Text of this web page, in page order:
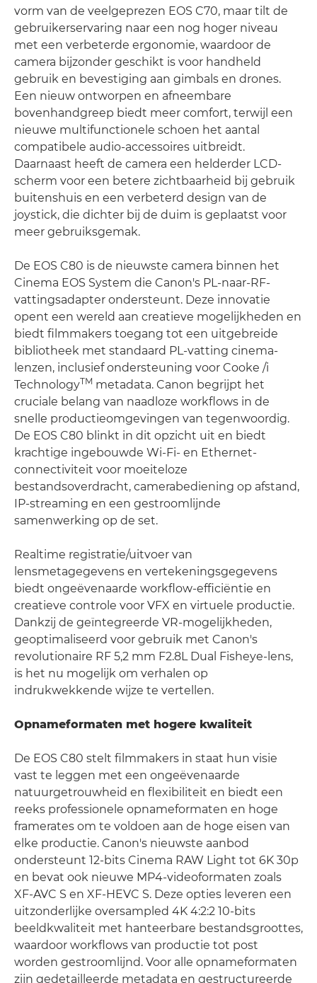
vorm van de veelgeprezen EOS C70, maar tilt de
gebruikerservaring naar een nog hoger niveau
met een verbeterde ergonomie, waardoor de
camera bijzonder geschikt is voor handheld
gebruik en bevestiging aan gimbals en drones.
Een nieuw ontworpen en afneembare
bovenhandgreep biedt meer comfort, terwijl een
nieuwe multifunctionele schoen het aantal
compatibele audio-accessoires uitbreidt.
Daarnaast heeft de camera een helderder LCD-
scherm voor een betere zichtbaarheid bij gebruik
buitenshuis en een verbeterd design van de
joystick, die dichter bij de duim is geplaatst voor
meer gebruiksgemak.
De EOS C80 is de nieuwste camera binnen het
Cinema EOS System die Canon's PL-naar-RF-
vattingsadapter ondersteunt. Deze innovatie
opent een wereld aan creatieve mogelijkheden en
biedt filmmakers toegang tot een uitgebreide
bibliotheek met standaard PL-vatting cinema-
lenzen, inclusief ondersteuning voor Cooke /i
TechnologyTM metadata. Canon begrijpt het
cruciale belang van naadloze workflows in de
snelle productieomgevingen van tegenwoordig.
De EOS C80 blinkt in dit opzicht uit en biedt
krachtige ingebouwde Wi-Fi- en Ethernet-
connectiviteit voor moeiteloze
bestandsoverdracht, camerabediening op afstand,
IP-streaming en een gestroomlijnde
samenwerking op de set.
Realtime registratie/uitvoer van
lensmetagegevens en vertekeningsgegevens
biedt ongeëvenaarde workflow-efficiëntie en
creatieve controle voor VFX en virtuele productie.
Dankzij de geïntegreerde VR-mogelijkheden,
geoptimaliseerd voor gebruik met Canon's
revolutionaire RF 5,2 mm F2.8L Dual Fisheye-lens,
is het nu mogelijk om verhalen op
indrukwekkende wijze te vertellen.
Opnameformaten met hogere kwaliteit
De EOS C80 stelt filmmakers in staat hun visie
vast te leggen met een ongeëvenaarde
natuurgetrouwheid en flexibiliteit en biedt een
reeks professionele opnameformaten en hoge
framerates om te voldoen aan de hoge eisen van
elke productie. Canon's nieuwste aanbod
ondersteunt 12-bits Cinema RAW Light tot 6K 30p
en bevat ook nieuwe MP4-videoformaten zoals
XF-AVC S en XF-HEVC S. Deze opties leveren een
uitzonderlijke oversampled 4K 4:2:2 10-bits
beeldkwaliteit met hanteerbare bestandsgroottes,
waardoor workflows van productie tot post
worden gestroomlijnd. Voor alle opnameformaten
zijn gedetailleerde metadata en gestructureerde